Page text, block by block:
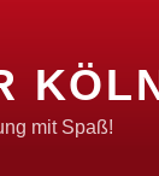
mit Spaß!